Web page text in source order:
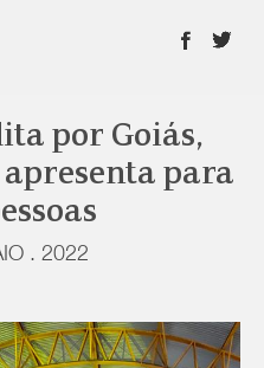
por Goiás,
para
. 2022